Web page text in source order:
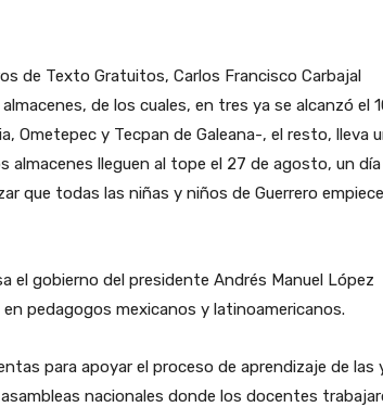
de Texto Gratuitos, Carlos Francisco Carbajal
de los cuales, en tres ya se alcanzó el
Ometepec y Tecpan de Galeana-, el resto, lleva
almacenes lleguen al tope el 27 de agosto, un día
que todas las niñas y niños de Guerrero
el gobierno del presidente Andrés Manuel López
pedagogos mexicanos y latinoamericanos.
para apoyar el proceso de aprendizaje de las
nacionales donde los docentes